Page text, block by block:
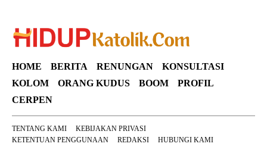
HOME BERITA RENUNGAN
KONSULTASI
KOLOM
ORANG KUDUS BOOM
PROFIL
CERPEN
TENTANG KAMI
KEBIJAKAN PRIVASI
KETENTUAN PENGGUNAAN
REDAKSI HUBUNGI KAMI